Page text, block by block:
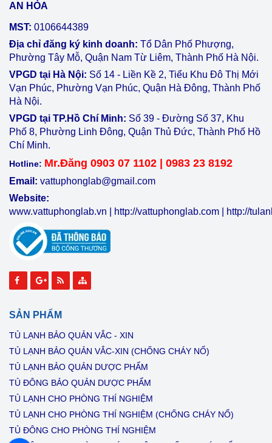
AN HÒA
MST: 0106644389
Địa chỉ đăng ký kinh doanh: Tổ Dân Phố Phượng,
Phường Tây Mỗ, Quận Nam Từ Liêm, Thành Phố Hà Nội.
VPGD tại Hà Nội: Số 14 - Liền Kề 2, Tiểu Khu Đô Thị Mới
Vạn Phúc, Phường Vạn Phúc, Quận Hà Đông, Thành Phố
Hà Nội.
VPGD tại TP.Hồ Chí Minh: Số 39 - Đường Số 37, Khu
Phố 8, Phường Linh Đông, Quận Thủ Đức, Thành Phố Hồ
Chí Minh.
Hotline: Mr.Đăng 0903 07 1102 | 0983 23 8192
Email: vattuphonglab@gmail.com
Website:
www.vattuphonglab.vn
http://vattuphonglab.com http://
SẢN PHẨM
TỦ LẠNH BẢO QUẢN VẮC - XIN
TỦ LẠNH BẢO QUẢN VẮC-XIN (CHỐNG CHÁY NỔ)
TỦ LẠNH BẢO QUẢN DƯỢC PHẨM
TỦ ĐÔNG BẢO QUẢN DƯỢC PHẨM
TỦ LẠNH CHO PHÒNG THÍ NGHIỆM
TỦ LẠNH CHO PHÒNG THÍ NGHIỆM (CHỐNG CHÁY NỔ)
TỦ ĐÔNG CHO PHÒNG THÍ NGHIỆM